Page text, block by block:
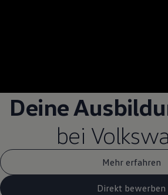
Deine
bei
Mehr erfahren
Direkt bewerben